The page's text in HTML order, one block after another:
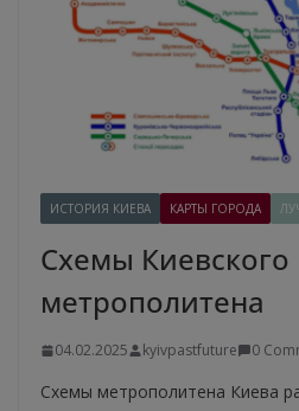
ИСТОРИЯ КИЕВА КАРТЫ ГОРОДА
Схемы Киевского
метрополитена
04.02.2025 kyivpastfuture 0
Схемы метрополитена Киева